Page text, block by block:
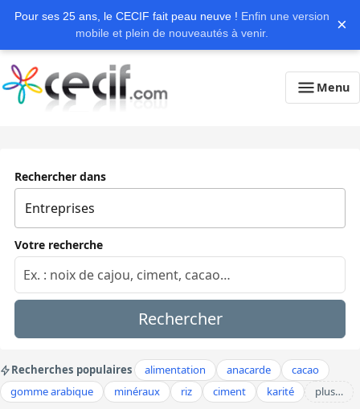
Pour ses 25 ans, le CECIF fait peau neuve ! Enfin une version
mobile et plein de nouveautés à venir.
×
Menu
Rechercher dans
Votre recherche
Rechercher
Recherches populaires alimentation anacarde
cacao
gomme arabique
minéraux riz ciment karité plus…